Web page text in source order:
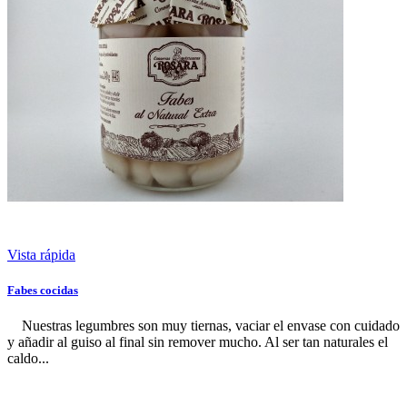
Vista rápida
Fabes cocidas
Nuestras legumbres son muy tiernas, vaciar el envase con cuidado
y añadir al guiso al final sin remover mucho. Al ser tan naturales el
caldo...